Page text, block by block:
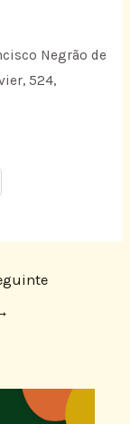
Negrão de
524,